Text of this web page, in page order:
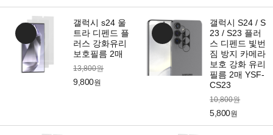
갤럭시 s24 울
트라 디펜드 플
러스 강화유리
보호필름 2매
13,800원
9,800원
갤럭시 S24 / S
23 / S23 플러
스 디펜드 빛번
짐 방지 카메라
보호 강화 유리
필름 2매 YSF-
CS23
10,800원
5,800원